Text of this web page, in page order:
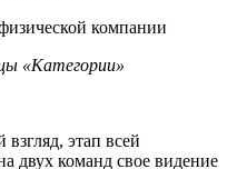
«Категории»
этап всей
двух команд свое видение